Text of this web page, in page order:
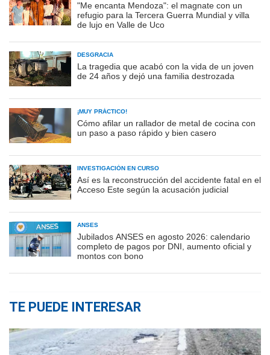
"Me encanta Mendoza": el magnate con un
refugio para la Tercera Guerra Mundial y villa
de lujo en Valle de Uco
DESGRACIA
La tragedia que acabó con la vida de un joven
de 24 años y dejó una familia destrozada
¡MUY PRÁCTICO!
Cómo afilar un rallador de metal de cocina con
un paso a paso rápido y bien casero
INVESTIGACIÓN EN CURSO
Así es la reconstrucción del accidente fatal en el
Acceso Este según la acusación judicial
ANSES
Jubilados ANSES en agosto 2026: calendario
completo de pagos por DNI, aumento oficial y
montos con bono
TE PUEDE INTERESAR